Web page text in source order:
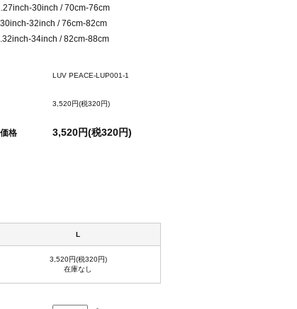
30inch / 70cm-76cm
32inch / 76cm-82cm
34inch / 82cm-88cm
LUV PEACE-LUP001-1
3,520円(税320円)
格 3,520円(税320円)
L
3,520円(税320円)
在庫なし